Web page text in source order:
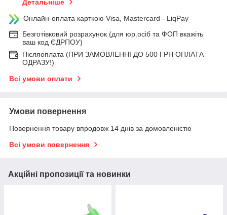
Детальніше
Онлайн-оплата карткою Visa, Mastercard - LiqPay
Безготівковий розрахунок (для юр.осіб та ФОП вкажіть
ваш код ЄДРПОУ)
Післяоплата (ПРИ ЗАМОВЛЕННІ ДО 500 ГРН ОПЛАТА
ОДРАЗУ!)
Всі умови оплати
Умови повернення
Повернення товару впродовж 14 днів за домовленістю
Всі умови повернення
Акційні пропозиції та новинки